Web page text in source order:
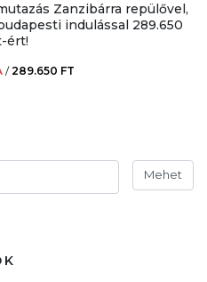
Zanzibárra repülővel,
indulással 289.650
ért!
/289.650 FT
Mehet